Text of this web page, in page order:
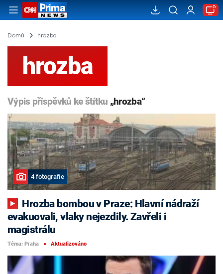
Domů hrozba
hrozba
Výpis příspěvků ke štítku „hrozba“
4 fotografie
evakuovali, vlaky nejezdily. Zavřeli i
magistrálu
Téma: Praha ■ Aktualizováno